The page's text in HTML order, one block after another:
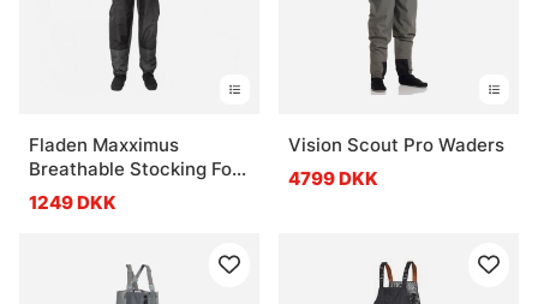
Fladen Maxximus
Breathable Stocking Foot
Waders
1249 DKK
Vision Scout Pro Waders
4799 DKK